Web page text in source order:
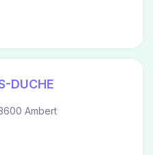
DUCHE
Ambert